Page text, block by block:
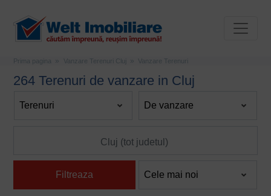
Prima pagina Vanzare Terenuri Cluj Vanzare Terenuri
264 Terenuri de vanzare in Cluj
Filtreaza